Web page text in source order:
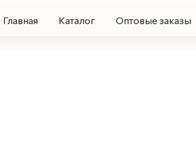
Главная Каталог Оптовые заказы